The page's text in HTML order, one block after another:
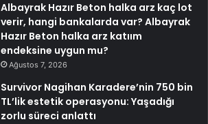
Albayrak Hazır Beton halka arz kaç lot
verir, hangi bankalarda var? Albayrak
Hazır Beton halka arz katıım
endeksine uygun mu?
Ağustos 7, 2026
Survivor Nagihan Karadere’nin 750 bin
TL’lik estetik operasyonu: Yaşadığı
zorlu süreci anlattı